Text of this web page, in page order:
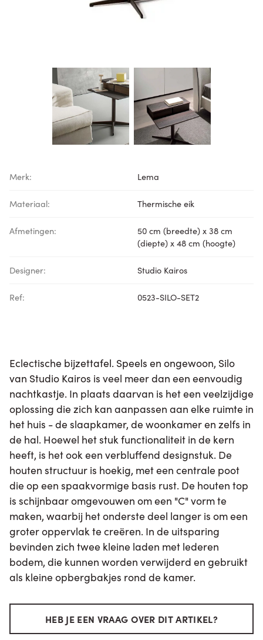
Merk: Lema
Materiaal: Thermische eik
Afmetingen:
50 cm (breedte) x 38 cm
(diepte) x 48 cm (hoogte)
Designer: Studio Kairos
Ref: 0523-SILO-SET2
Eclectische bijzettafel. Speels en ongewoon, Silo
van Studio Kairos is veel meer dan een eenvoudig
nachtkastje. In plaats daarvan is het een veelzijdige
oplossing die zich kan aanpassen aan elke ruimte in
het huis - de slaapkamer, de woonkamer en zelfs in
de hal. Hoewel het stuk functionaliteit in de kern
heeft, is het ook een verbluffend designstuk. De
houten structuur is hoekig, met een centrale poot
die op een spaakvormige basis rust. De houten top
is schijnbaar omgevouwen om een "C" vorm te
maken, waarbij het onderste deel langer is om een
groter oppervlak te creëren. In de uitsparing
bevinden zich twee kleine laden met lederen
bodem, die kunnen worden verwijderd en gebruikt
als kleine opbergbakjes rond de kamer.
HEB JE EEN VRAAG OVER DIT ARTIKEL?